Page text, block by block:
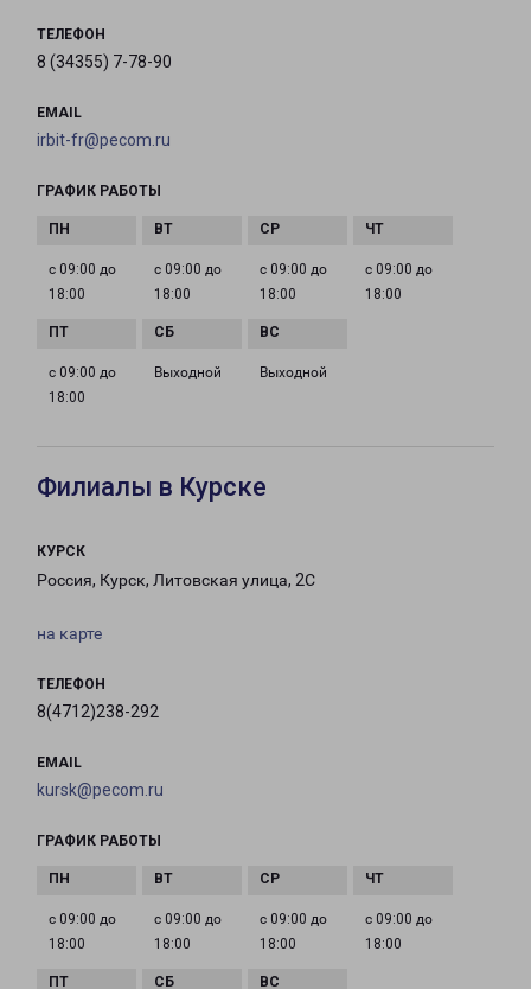
ТЕЛЕФОН
8 (34355) 7-78-90
EMAIL
irbit-fr@pecom.ru
ГРАФИК РАБОТЫ
с 09:00 до
18:00
с 09:00 до
18:00
с 09:00 до
18:00
с 09:00 до
18:00
с 09:00 до
18:00
Выходной Выходной
Филиалы в Курске
КУРСК
Россия, Курск, Литовская улица, 2С
на карте
ТЕЛЕФОН
8(4712)238-292
EMAIL
kursk@pecom.ru
ГРАФИК РАБОТЫ
с 09:00 до
18:00
с 09:00 до
18:00
с 09:00 до
18:00
с 09:00 до
18:00